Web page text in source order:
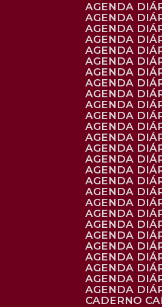
AGENDA
AGENDA
AGENDA
AGENDA
AGENDA
AGENDA
AGENDA
AGENDA
AGENDA
AGENDA
AGENDA
AGENDA
AGENDA
AGENDA
AGENDA
AGENDA
AGENDA
AGENDA
AGENDA
AGENDA
AGENDA
AGENDA
AGENDA
AGENDA
AGENDA
AGENDA
AGENDA
CADERNO